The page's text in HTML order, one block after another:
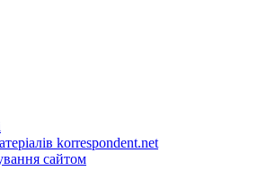
korrespondent.net
сайтом